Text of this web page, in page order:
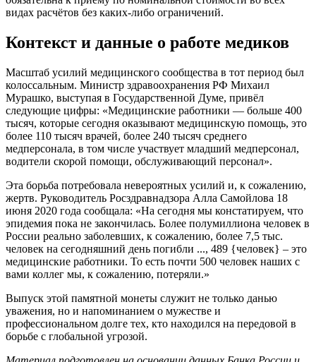
видах расчётов без каких-либо ограничений.
Контекст и данные о работе медиков
Масштаб усилий медицинского сообщества в тот период был
колоссальным. Министр здравоохранения РФ Михаил
Мурашко, выступая в Государственной Думе, привёл
следующие цифры: «Медицинские работники — больше 400
тысяч, которые сегодня оказывают медицинскую помощь, это
более 110 тысяч врачей, более 240 тысяч среднего
медперсонала, в том числе участвует младший медперсонал,
водители скорой помощи, обслуживающий персонал».
Эта борьба потребовала невероятных усилий и, к сожалению,
жертв. Руководитель Росздравнадзора Алла Самойлова 18
июня 2020 года сообщала: «На сегодня мы констатируем, что
эпидемия пока не закончилась. Более полумиллиона человек в
России реально заболевших, к сожалению, более 7,5 тыс.
человек на сегодняшний день погибли ..., 489 {человек} – это
медицинские работники. То есть почти 500 человек наших с
вами коллег мы, к сожалению, потеряли.»
Выпуск этой памятной монеты служит не только данью
уважения, но и напоминанием о мужестве и
профессиональном долге тех, кто находился на передовой в
борьбе с глобальной угрозой.